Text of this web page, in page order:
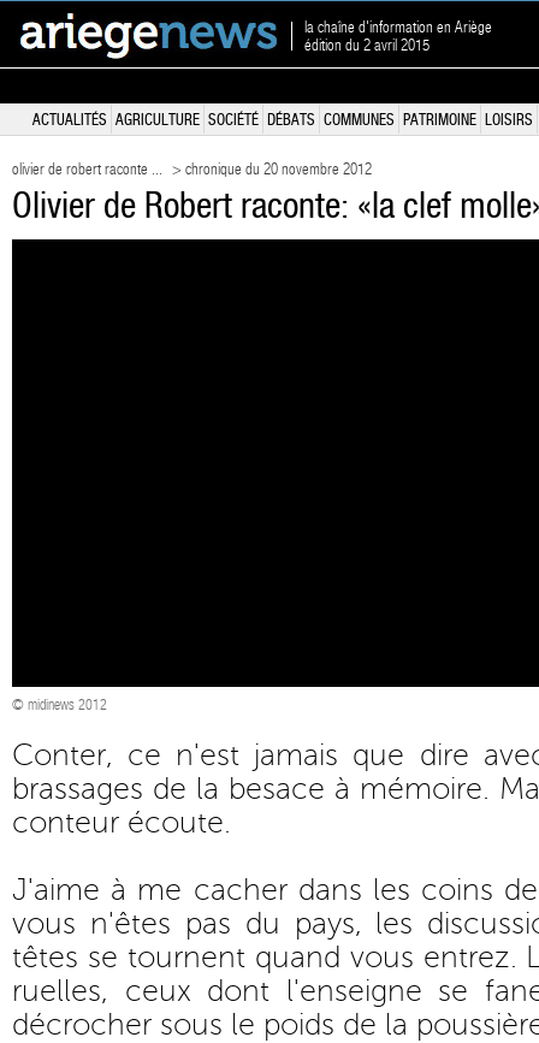
la chaîne d'information en Ariège
édition du 2 avril 2015
ACTUALITÉS AGRICULTURE SOCIÉTÉ DÉBATS COMMUNES PATRIMOINE LOISIRS
olivier de robert raconte ... > chronique du 20 novembre 2012
Olivier de Robert raconte: «la clef
© midinews 2012
Conter, ce n'est jamais que dire
brassages de la besace à mémoire.
conteur écoute.
J'aime à me cacher dans les coins
vous n'êtes pas du pays, les
têtes se tournent quand vous entrez.
ruelles, ceux dont l'enseigne se
décrocher sous le poids de la